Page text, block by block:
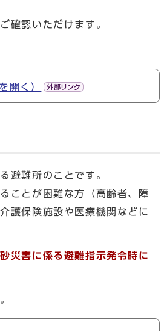
確認いただけます。
開く）
避難所のことです。
ことが困難な方（高齢者、障
護保険施設や医療機関などに
災害に係る避難指示発令時に